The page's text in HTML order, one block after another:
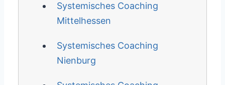
Systemisches Coaching
Mittelhessen
Systemisches Coaching
Nienburg